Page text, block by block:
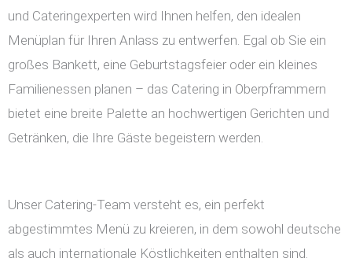
und Cateringexperten wird Ihnen helfen, den idealen
Menüplan für Ihren Anlass zu entwerfen. Egal ob Sie ein
großes Bankett, eine Geburtstagsfeier oder ein kleines
Familienessen planen – das Catering in Oberpframmern
bietet eine breite Palette an hochwertigen Gerichten und
Getränken, die Ihre Gäste begeistern werden.
Unser Catering-Team versteht es, ein perfekt
abgestimmtes Menü zu kreieren, in dem sowohl deutsche
als auch internationale Köstlichkeiten enthalten sind.